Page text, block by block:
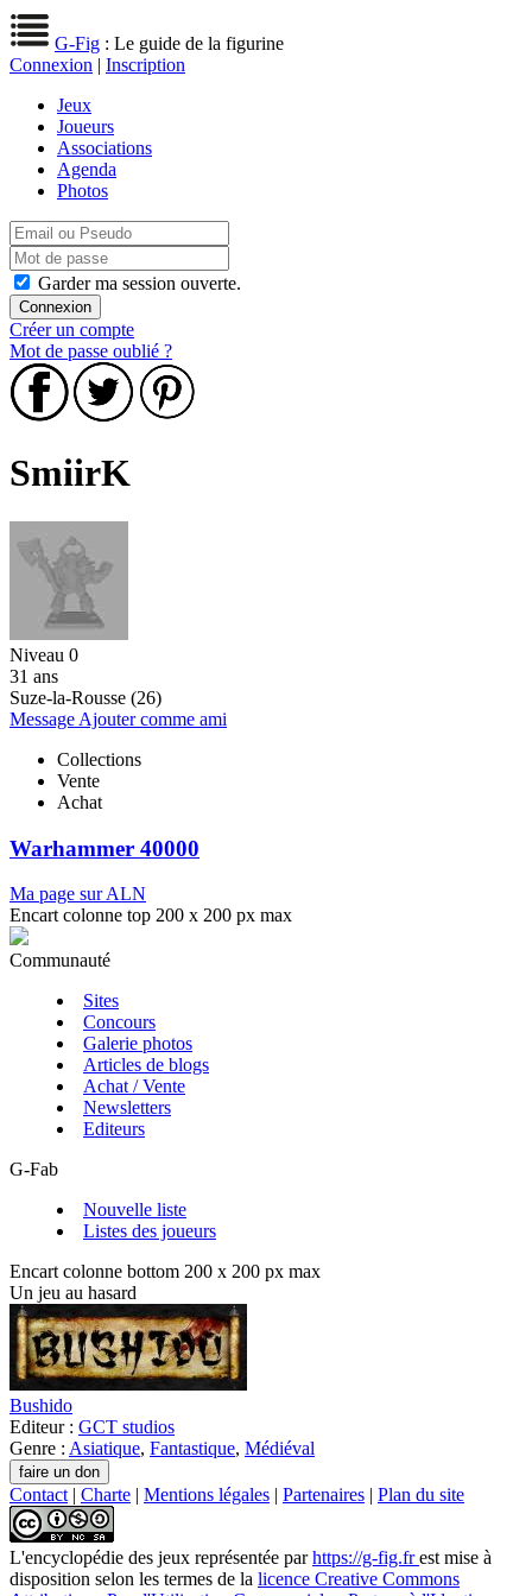
G-Fig : Le guide de la figurine
Connexion | Inscription
Jeux
Joueurs
Associations
Agenda
Photos
Garder ma session ouverte.
Créer un compte
Mot de passe oublié ?
SmiirK
Niveau 0
31 ans
Suze-la-Rousse (26)
Message Ajouter comme ami
Collections
Vente
Achat
Warhammer 40000
Ma page sur ALN
Encart colonne top 200 x 200 px max
Communauté
Sites
Concours
Galerie photos
Articles de blogs
Achat / Vente
Newsletters
Editeurs
G-Fab
Nouvelle liste
Listes des joueurs
Encart colonne bottom 200 x 200 px max
Un jeu au hasard
Bushido
Editeur : GCT studios
Genre : Asiatique, Fantastique, Médiéval
Contact | Charte | Mentions légales | Partenaires | Plan du site
L'encyclopédie des jeux représentée parhttps://g-fig.frest mise à
disposition selon les termes de la licence Creative Commons